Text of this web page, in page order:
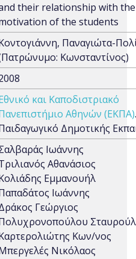
their relationship with the
of the students
Παναγιώτα-
Κωνσταντίνος)
και Καποδιστριακό
Αθηνών (ΕΚΠΑ)
Δημοτικής
Ιωάννης
Αθανάσιος
Εμμανουήλ
Ιωάννης
Γεώργιος
Κων/νος
Νικόλαος